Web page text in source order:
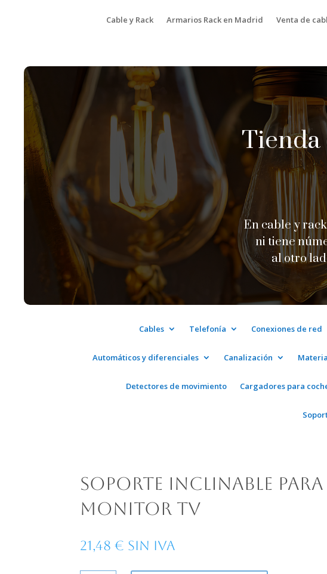
Cable y Rack Armarios Rack en Madrid Venta de
En cable y
ni tiene
al otro
Cables Telefonía Conexiones de red
Automáticos y diferenciales Canalización
Detectores de movimiento Cargadores para
Soporte inclinable para
monitor TV
21,48€ Sin IVA